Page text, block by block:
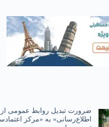
ضرورت تبدیل روابط عمومی از
اطلاع‌رسانی» به «مرکز